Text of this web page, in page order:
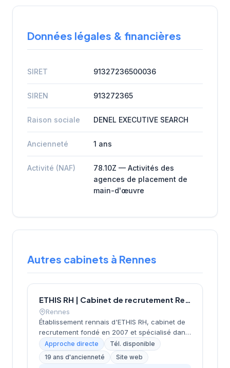
Données légales & financières
SIRET 91327236500036
SIREN 913272365
Raison sociale DENEL EXECUTIVE SEARCH
Ancienneté 1 ans
Activité (NAF)
78.10Z — Activités des
agences de placement de
main-d'œuvre
Autres cabinets à Rennes
ETHIS RH | Cabinet de recrutement Rennes
Rennes
Établissement rennais d'ETHIS RH, cabinet de
recrutement fondé en 2007 et spécialisé dans
le conseil en ressources humaines. Depuis ses
bureaux rue Docteur Regnault, au cœur de
Rennes, l'équipe accompagne les entreprises
Approche directe
Tél. disponible
19 ans d'ancienneté
Site web